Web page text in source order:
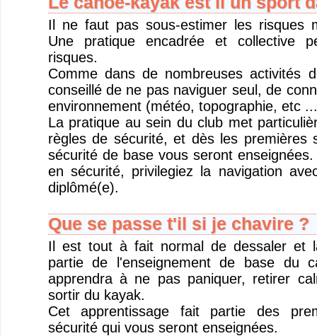
Il ne faut pas sous-estimer les risques
Une pratique encadrée et collective
risques.
Comme dans de nombreuses activités
conseillé de ne pas naviguer seul, de
environnement (météo, topographie, etc
La pratique au sein du club met
règles de sécurité, et dès les premières
sécurité de base vous seront
en sécurité, privilegiez la navigation
diplômé(e).
Que se passe t'il si je chavire ?
Il est tout à fait normal de dessaler et
partie de l'enseignement de base du
apprendra à ne pas paniquer, retirer
sortir du kayak.
Cet apprentissage fait partie des
sécurité qui vous seront enseignées.